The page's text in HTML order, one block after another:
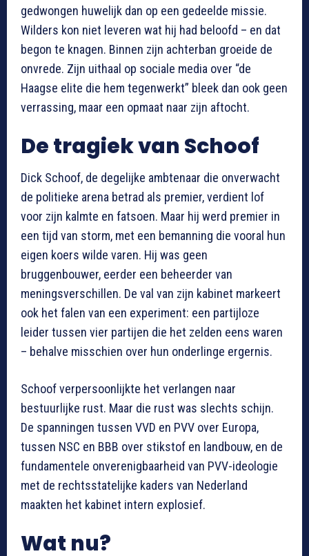
gedwongen huwelijk dan op een gedeelde missie.
Wilders kon niet leveren wat hij had beloofd – en dat
begon te knagen. Binnen zijn achterban groeide de
onvrede. Zijn uithaal op sociale media over “de
Haagse elite die hem tegenwerkt” bleek dan ook geen
verrassing, maar een opmaat naar zijn aftocht.
De tragiek van Schoof
Dick Schoof, de degelijke ambtenaar die onverwacht
de politieke arena betrad als premier, verdient lof
voor zijn kalmte en fatsoen. Maar hij werd premier in
een tijd van storm, met een bemanning die vooral hun
eigen koers wilde varen. Hij was geen
bruggenbouwer, eerder een beheerder van
meningsverschillen. De val van zijn kabinet markeert
ook het falen van een experiment: een partijloze
leider tussen vier partijen die het zelden eens waren
– behalve misschien over hun onderlinge ergernis.
Schoof verpersoonlijkte het verlangen naar
bestuurlijke rust. Maar die rust was slechts schijn.
De spanningen tussen VVD en PVV over Europa,
tussen NSC en BBB over stikstof en landbouw, en de
fundamentele onverenigbaarheid van PVV-ideologie
met de rechtsstatelijke kaders van Nederland
maakten het kabinet intern explosief.
Wat nu?